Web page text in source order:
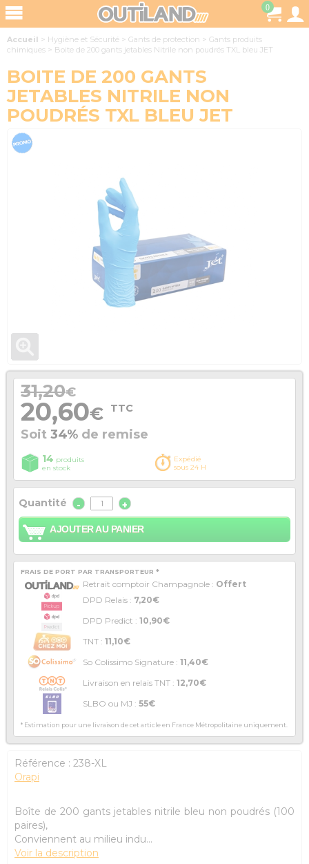
0
Accueil > Hygiène et Sécurité > Gants de protection > Gants produits
chimiques > Boite de 200 gants jetables Nitrile non poudrés TXL bleu JET
BOITE DE 200 GANTS
JETABLES NITRILE NON
POUDRÉS TXL BLEU JET
31,20€
20,60€ TTC
Soit 34% de remise
14 produits
en stock
Expédié
sous 24 H
Quantité - +
AJOUTER AU PANIER
FRAIS DE PORT PAR TRANSPORTEUR *
Retrait comptoir Champagnole : Offert
DPD Relais : 7,20€
DPD Predict : 10,90€
TNT : 11,10€
So Colissimo Signature : 11,40€
Livraison en relais TNT : 12,70€
SLBO ou MJ : 55€
* Estimation pour une livraison de cet article en France Métropolitaine uniquement.
Référence : 238-XL
Orapi
Boîte de 200 gants jetables nitrile bleu non poudrés (100
paires),
Conviennent au milieu indu...
Voir la description